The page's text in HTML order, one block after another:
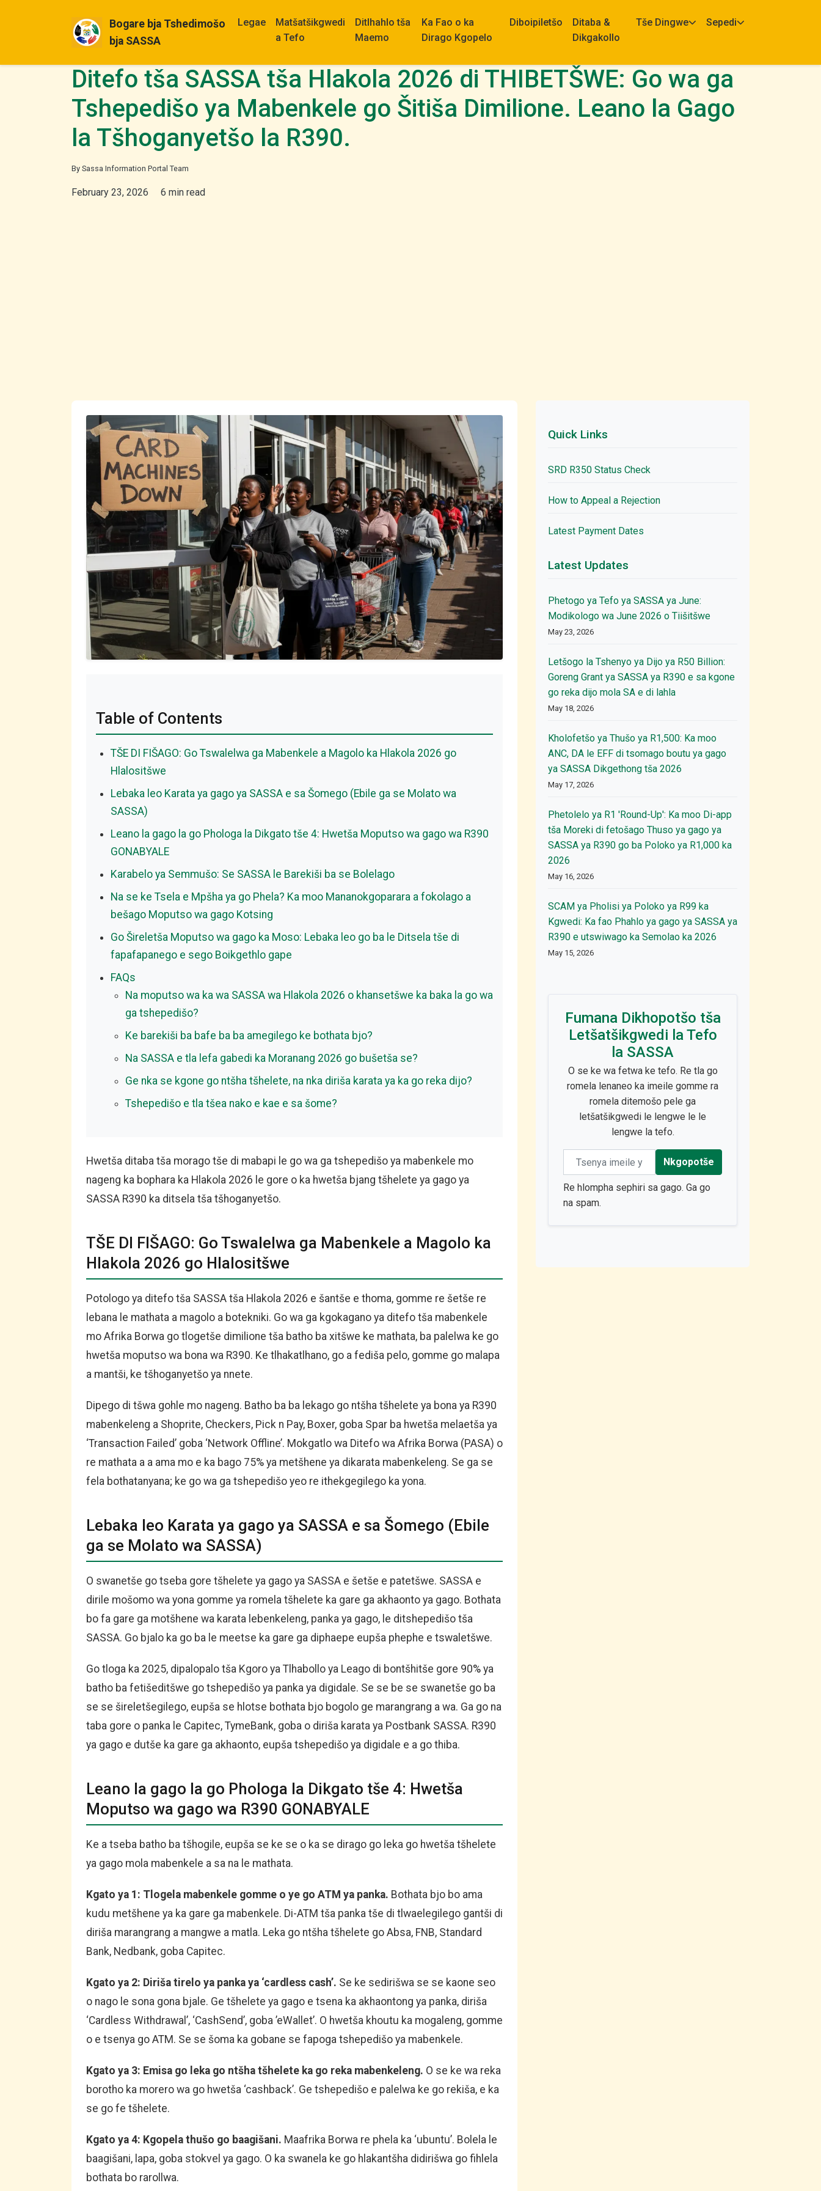
Bogare bja Tshedimošo
bja SASSA
Legae
Matšatšikgwedi
a Tefo
Ditlhahlo tša
Maemo
Ka Fao o ka
Dirago Kgopelo
Diboipiletšo
Ditaba &
Dikgakollo
Tše Dingwe Sepedi
Ditefo tša SASSA tša Hlakola 2026 di THIBETŠWE: Go wa ga
Tshepedišo ya Mabenkele go Šitiša Dimilione. Leano la Gago
la Tšhoganyetšo la R390.
By Sassa Information Portal Team
February 23, 2026 6 min read
Table of Contents
TŠE DI FIŠAGO: Go Tswalelwa ga Mabenkele a Magolo ka Hlakola 2026 go
Hlalositšwe
Lebaka leo Karata ya gago ya SASSA e sa Šomego (Ebile ga se Molato wa
SASSA)
Leano la gago la go Phologa la Dikgato tše 4: Hwetša Moputso wa gago wa R390
GONABYALE
Karabelo ya Semmušo: Se SASSA le Barekiši ba se Bolelago
Na se ke Tsela e Mpšha ya go Phela? Ka moo Mananokgoparara a fokolago a
bešago Moputso wa gago Kotsing
Go Šireletša Moputso wa gago ka Moso: Lebaka leo go ba le Ditsela tše di
fapafapanego e sego Boikgethlo gape
FAQs
Na moputso wa ka wa SASSA wa Hlakola 2026 o khansetšwe ka baka la go wa
ga tshepedišo?
Ke barekiši ba bafe ba ba amegilego ke bothata bjo?
Na SASSA e tla lefa gabedi ka Moranang 2026 go bušetša se?
Ge nka se kgone go ntšha tšhelete, na nka diriša karata ya ka go reka dijo?
Tshepedišo e tla tšea nako e kae e sa šome?
Hwetša ditaba tša morago tše di mabapi le go wa ga tshepedišo ya mabenkele mo
nageng ka bophara ka Hlakola 2026 le gore o ka hwetša bjang tšhelete ya gago ya
SASSA R390 ka ditsela tša tšhoganyetšo.
TŠE DI FIŠAGO: Go Tswalelwa ga Mabenkele a Magolo ka
Hlakola 2026 go Hlalositšwe
Potologo ya ditefo tša SASSA tša Hlakola 2026 e šantše e thoma, gomme re šetše re
lebana le mathata a magolo a botekniki. Go wa ga kgokagano ya ditefo tša mabenkele
mo Afrika Borwa go tlogetše dimilione tša batho ba xitšwe ke mathata, ba palelwa ke go
hwetša moputso wa bona wa R390. Ke tlhakatlhano, go a fediša pelo, gomme go malapa
a mantši, ke tšhoganyetšo ya nnete.
Dipego di tšwa gohle mo nageng. Batho ba ba lekago go ntšha tšhelete ya bona ya R390
mabenkeleng a Shoprite, Checkers, Pick n Pay, Boxer, goba Spar ba hwetša melaetša ya
‘Transaction Failed’ goba ‘Network Offline’. Mokgatlo wa Ditefo wa Afrika Borwa (PASA) o
re mathata a a ama mo e ka bago 75% ya metšhene ya dikarata mabenkeleng. Se ga se
fela bothatanyana; ke go wa ga tshepedišo yeo re ithekgegilego ka yona.
Lebaka leo Karata ya gago ya SASSA e sa Šomego (Ebile
ga se Molato wa SASSA)
O swanetše go tseba gore tšhelete ya gago ya SASSA e šetše e patetšwe. SASSA e
dirile mošomo wa yona gomme ya romela tšhelete ka gare ga akhaonto ya gago. Bothata
bo fa gare ga motšhene wa karata lebenkeleng, panka ya gago, le ditshepedišo tša
SASSA. Go bjalo ka go ba le meetse ka gare ga diphaepe eupša phephe e tswaletšwe.
Go tloga ka 2025, dipalopalo tša Kgoro ya Tlhabollo ya Leago di bontšhitše gore 90% ya
batho ba fetišeditšwe go tshepedišo ya panka ya digidale. Se se be se swanetše go ba
se se šireletšegilego, eupša se hlotse bothata bjo bogolo ge marangrang a wa. Ga go na
taba gore o panka le Capitec, TymeBank, goba o diriša karata ya Postbank SASSA. R390
ya gago e dutše ka gare ga akhaonto, eupša tshepedišo ya digidale e a go thiba.
Leano la gago la go Phologa la Dikgato tše 4: Hwetša
Moputso wa gago wa R390 GONABYALE
Ke a tseba batho ba tšhogile, eupša se ke se o ka se dirago go leka go hwetša tšhelete
ya gago mola mabenkele a sa na le mathata.
Kgato ya 1: Tlogela mabenkele gomme o ye go ATM ya panka. Bothata bjo bo ama
kudu metšhene ya ka gare ga mabenkele. Di-ATM tša panka tše di tlwaelegilego gantši di
diriša marangrang a mangwe a matla. Leka go ntšha tšhelete go Absa, FNB, Standard
Bank, Nedbank, goba Capitec.
Kgato ya 2: Diriša tirelo ya panka ya ‘cardless cash’. Se ke sedirišwa se se kaone seo
o nago le sona gona bjale. Ge tšhelete ya gago e tsena ka akhaontong ya panka, diriša
‘Cardless Withdrawal’, ‘CashSend’, goba ’eWallet’. O hwetša khoutu ka mogaleng, gomme
o e tsenya go ATM. Se se šoma ka gobane se fapoga tshepedišo ya mabenkele.
Kgato ya 3: Emisa go leka go ntšha tšhelete ka go reka mabenkeleng. O se ke wa reka
borotho ka morero wa go hwetša ‘cashback’. Ge tshepedišo e palelwa ke go rekiša, e ka
se go fe tšhelete.
Kgato ya 4: Kgopela thušo go baagišani. Maafrika Borwa re phela ka ‘ubuntu’. Bolela le
baagišani, lapa, goba stokvel ya gago. O ka swanela ke go hlakantšha didirišwa go fihlela
bothata bo rarollwa.
Quick Links
SRD R350 Status Check
How to Appeal a Rejection
Latest Payment Dates
Latest Updates
Phetogo ya Tefo ya SASSA ya June:
Modikologo wa June 2026 o Tiišitšwe
May 23, 2026
Letšogo la Tshenyo ya Dijo ya R50 Billion:
Goreng Grant ya SASSA ya R390 e sa kgone
go reka dijo mola SA e di lahla
May 18, 2026
Kholofetšo ya Thušo ya R1,500: Ka moo
ANC, DA le EFF di tsomago boutu ya gago
ya SASSA Dikgethong tša 2026
May 17, 2026
Phetolelo ya R1 'Round-Up': Ka moo Di-app
tša Moreki di fetošago Thuso ya gago ya
SASSA ya R390 go ba Poloko ya R1,000 ka
2026
May 16, 2026
SCAM ya Pholisi ya Poloko ya R99 ka
Kgwedi: Ka fao Phahlo ya gago ya SASSA ya
R390 e utswiwago ka Semolao ka 2026
May 15, 2026
Fumana Dikhopotšo tša
Letšatšikgwedi la Tefo
la SASSA
O se ke wa fetwa ke tefo. Re tla go
romela lenaneo ka imeile gomme ra
romela ditemošo pele ga
letšatšikgwedi le lengwe le le
lengwe la tefo.
Email address Nkgopotše
Re hlompha sephiri sa gago. Ga go
na spam.